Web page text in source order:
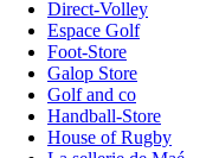
Direct-Volley
Espace Golf
Foot-Store
Galop Store
Golf and co
Handball-Store
House of Rugby